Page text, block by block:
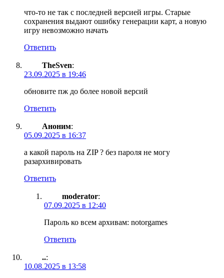
что-то не так с последней версией игры. Старые
сохранения выдают ошибку генерации карт, а новую
игру невозможно начать
Ответить
TheSven:
23.09.2025 в 19:46
обновите пж до более новой версий
Ответить
Аноним:
05.09.2025 в 16:37
а какой пароль на ZIP ? без пароля не могу
разархивировать
Ответить
moderator:
07.09.2025 в 12:40
Пароль ко всем архивам: notorgames
Ответить
..:
10.08.2025 в 13:58